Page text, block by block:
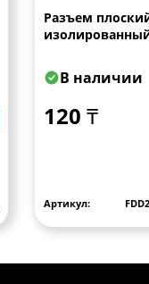
Разъем
кабель 1.5-
Imax=10A
В наличии
120 ₸
Артикул: